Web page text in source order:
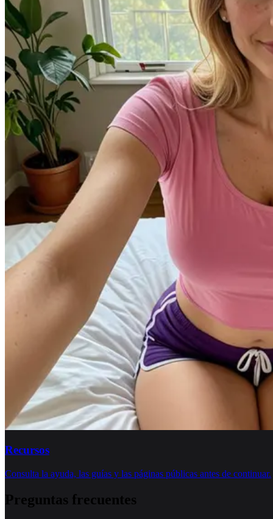
Recursos
Consulta la ayuda, las guías y las páginas públicas antes de continuar.
Preguntas frecuentes